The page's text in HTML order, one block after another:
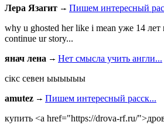
Лера Язагит
Пишем интересный
why u ghosted her like i mean уже 14
continue ur story...
янач лена
Нет смысла учить англи...
сiкс севен ыыыыыы
amutez
Пишем интересный расск...
купить <a href="https://drova-rf.ru/